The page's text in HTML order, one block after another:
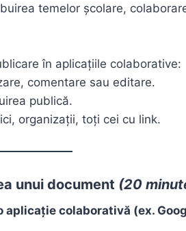
temelor școlare,
în aplicațiile colaborative:
comentare sau editare.
publică.
organizații, toți cei cu link.
unui document (20
colaborativă (ex.